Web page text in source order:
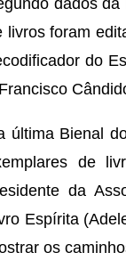
dados
livros foram
do
última Bienal
de
da
Espírita
os